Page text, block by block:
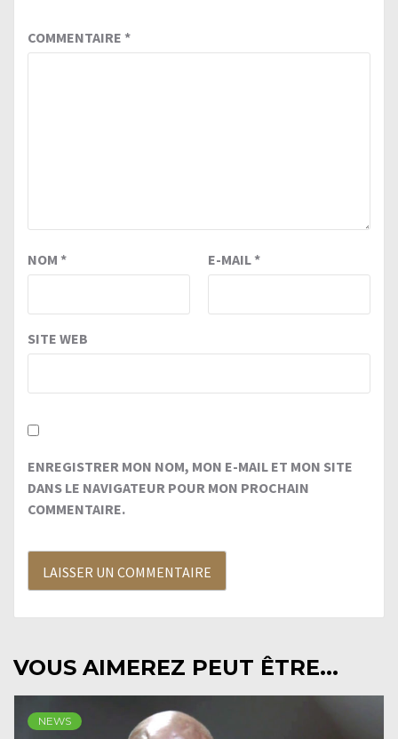
COMMENTAIRE *
NOM * E-MAIL*
SITE WEB
ENREGISTRER MON NOM, MON E-MAIL ET MON SITE
DANS LE NAVIGATEUR POUR MON PROCHAIN
COMMENTAIRE.
VOUS AIMEREZ PEUT ÊTRE...
NEWS